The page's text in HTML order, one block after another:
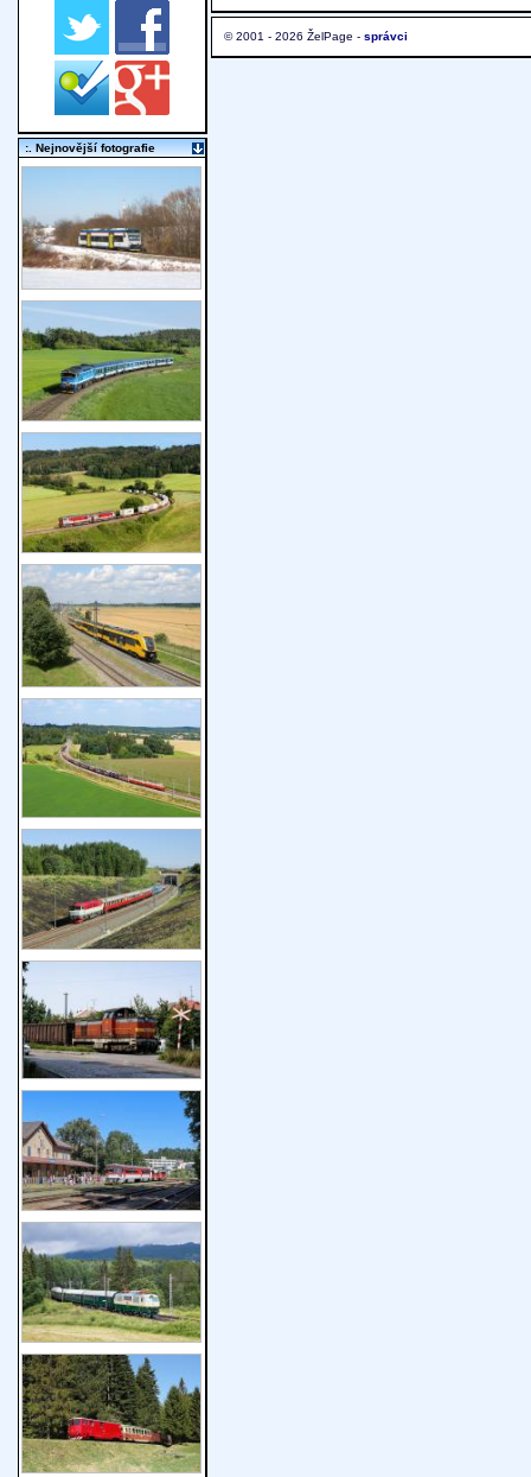
© 2001 - 2026 ŽelPage - správci
:. Nejnovější fotografie